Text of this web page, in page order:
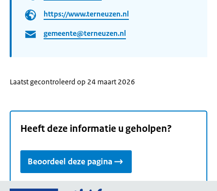
https://www.terneuzen.nl
gemeente@terneuzen.nl
Laatst gecontroleerd op 24 maart 2026
Heeft deze informatie u geholpen?
Beoordeel deze pagina